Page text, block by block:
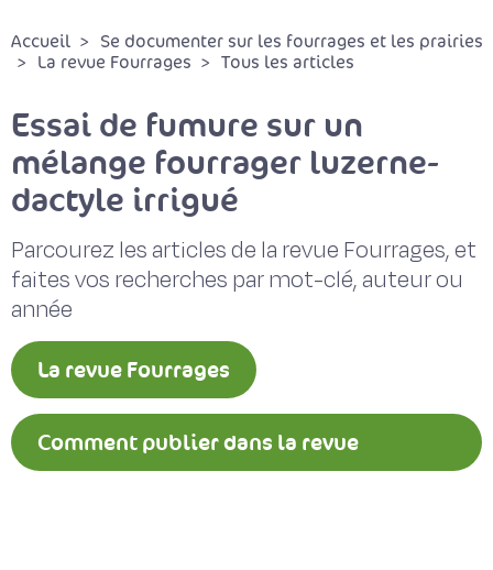
Accueil
Se documenter sur les fourrages et les prairies
La revue Fourrages
Tous les articles
Essai de fumure sur un
mélange fourrager luzerne-
dactyle irrigué
Parcourez les articles de la revue Fourrages, et
faites vos recherches par mot-clé, auteur ou
année
La revue Fourrages
Comment publier dans la revue